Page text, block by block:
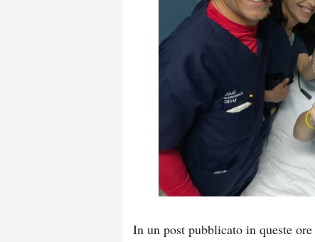
In un post pubblicato in queste ore